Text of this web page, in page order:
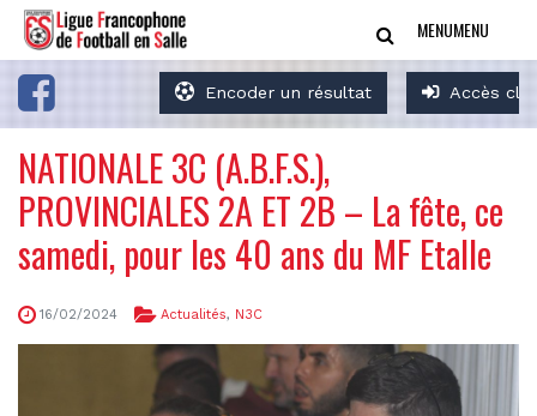
Encoder un résultat Accès
MENUMENU
NATIONALE 3C (A.B.F.S.),
PROVINCIALES 2A ET 2B – La fête, ce
samedi, pour les 40 ans du MF Etalle
16/02/2024 Actualités, N3C